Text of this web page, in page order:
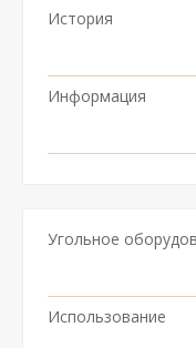
История
Информация
Угольное
Использование